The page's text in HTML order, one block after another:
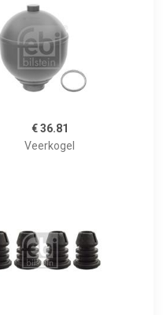
€ 36.81
Veerkogel